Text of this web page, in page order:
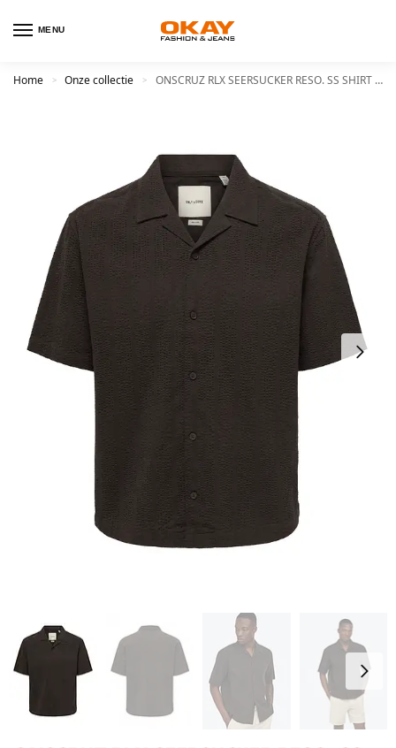
MENU
Home > Onze collectie > ONSCRUZ RLX SEERSUCKER RESO. SS SHIRT VD